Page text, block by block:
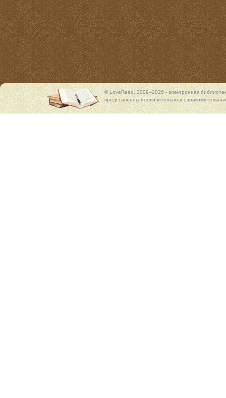
© LoveRead, 2009–2026 - электронная
представлены исключительно в